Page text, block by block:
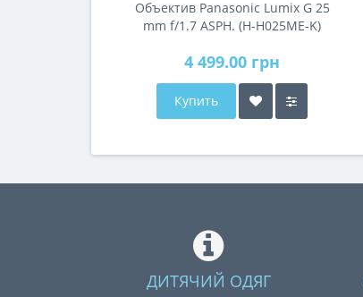
Объектив Panasonic Lumix G 25
mm f/1.7 ASPH. (H-H025ME-K)
4 499.00 грн
Купить
ДИТЯЧИЙ ОДЯГ